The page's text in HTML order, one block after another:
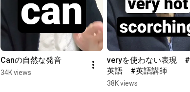
Canの自然な発音
34K views
veryを使わない表現　#
英語　#英語講師
38K views